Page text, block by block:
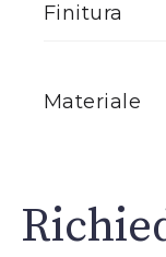
Finitura
Materiale